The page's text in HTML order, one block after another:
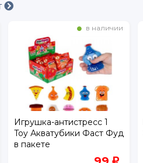
в наличии
Игрушка-антистресс 1
Toy Акватубики Фаст Фуд
в пакете